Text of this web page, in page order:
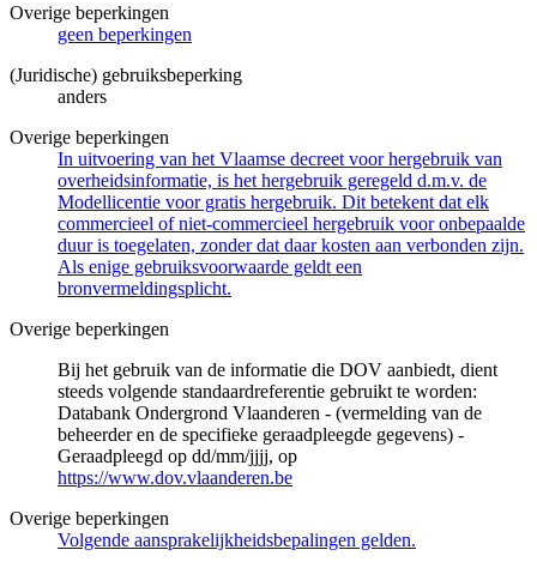
Overige beperkingen
geen beperkingen
(Juridische) gebruiksbeperking
anders
Overige beperkingen
In uitvoering van het Vlaamse decreet voor hergebruik van
overheidsinformatie, is het hergebruik geregeld d.m.v. de
Modellicentie voor gratis hergebruik. Dit betekent dat elk
commercieel of niet-commercieel hergebruik voor onbepaalde
duur is toegelaten, zonder dat daar kosten aan verbonden zijn.
Als enige gebruiksvoorwaarde geldt een
bronvermeldingsplicht.
Overige beperkingen
Bij het gebruik van de informatie die DOV aanbiedt, dient
steeds volgende standaardreferentie gebruikt te worden:
Databank Ondergrond Vlaanderen - (vermelding van de
beheerder en de specifieke geraadpleegde gegevens) -
Geraadpleegd op dd/mm/jjjj, op
https://www.dov.vlaanderen.be
Overige beperkingen
Volgende aansprakelijkheidsbepalingen gelden.